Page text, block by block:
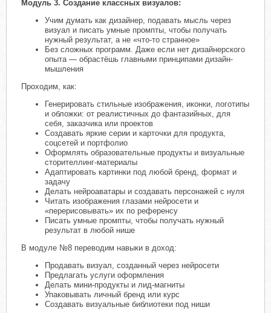
Модуль 3. Создание классных визуалов:
Учим думать как дизайнер, подавать мысль через
визуал и писать умные промпты, чтобы получать
нужный результат, а не «что-то странное»
Без сложных программ. Даже если нет дизайнерского
опыта — обрастёшь главными принципами дизайн-
мышления
Проходим, как:
Генерировать стильные изображения, иконки, логотипы
и обложки: от реалистичных до фантазийных, для
себя, заказчика или проектов
Создавать яркие серии и карточки для продукта,
соцсетей и портфолио
Оформлять образовательные продукты и визуальные
сторителлинг-материалы
Адаптировать картинки под любой бренд, формат и
задачу
Делать нейроаватары и создавать персонажей с нуля
Читать изображения глазами нейросети и
«перерисовывать» их по референсу
Писать умные промпты, чтобы получать нужный
результат в любой нише
В модуле №8 переводим навыки в доход:
Продавать визуал, созданный через нейросети
Предлагать услуги оформления
Делать мини-продукты и лид-магниты
Упаковывать личный бренд или курс
Создавать визуальные библиотеки под ниши